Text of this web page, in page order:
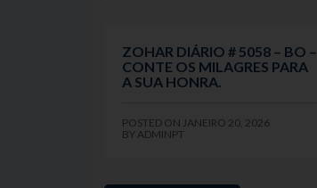
ZOHAR DIÁRIO # 5058 – BO –
CONTE OS MILAGRES PARA
A SUA HONRA.
POSTED ON JANEIRO 20, 2026
BY ADMINPT